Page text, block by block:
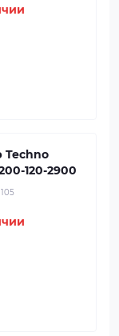
Techno
120-2900